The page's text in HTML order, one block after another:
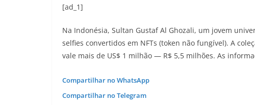
[ad_1]
Na Indonésia, Sultan Gustaf Al Ghozali, um jovem
selfies convertidos em NFTs (token não fungível). A
vale mais de US$ 1 milhão — R$ 5,5 milhões. As
Compartilhar no WhatsApp
Compartilhar no Telegram